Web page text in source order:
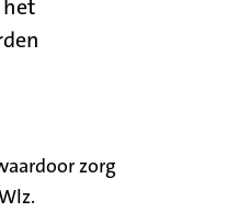
het
zorg